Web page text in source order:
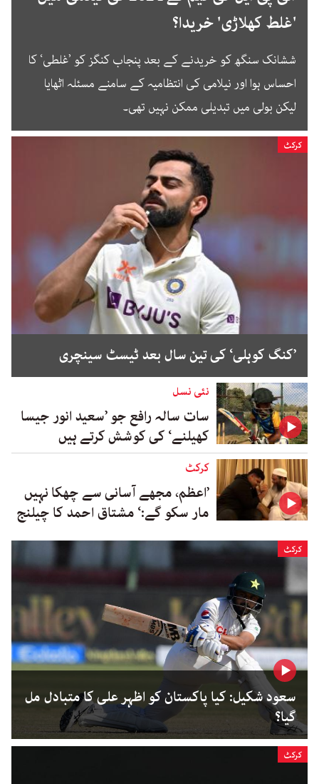
'غلط کھلاڑی' خریدا؟
ششانک سنگھ کو خریدنے کے بعد پنجاب کنگز کو ’غلطی‘ کا
احساس ہوا اور نیلامی کی انتظامیہ کے سامنے مسئلہ اٹھایا
لیکن بولی میں تبدیلی ممکن نہیں تھی۔
کرکٹ
’کنگ کوہلی‘ کی تین سال بعد ٹیسٹ سینچری
نئی نسل
سات سالہ رافع جو ’سعید انور جیسا
کھیلنے‘ کی کوشش کرتے ہیں
کرکٹ
’اعظم، مجھے آسانی سے چھکا نہیں
مار سکو گے:‘ مشتاق احمد کا چیلنج
کرکٹ
سعود شکیل: کیا پاکستان کو اظہر علی کا متبادل مل
گیا؟
کرکٹ